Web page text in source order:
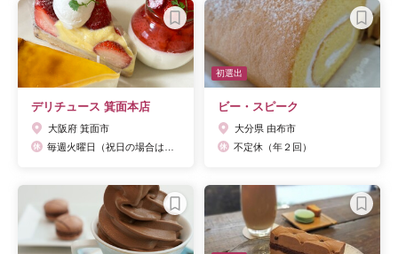
デリチュース 箕面本店
大阪府 箕面市
初選出
ビー・スピーク
大分県 由布市
不定休（年２回）